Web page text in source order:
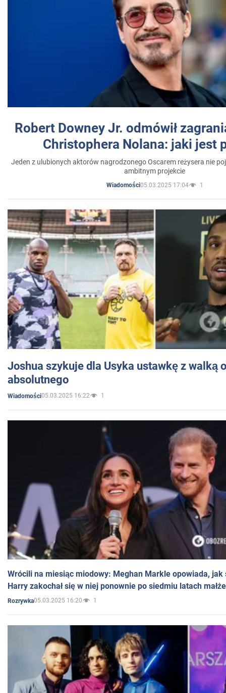
Robert Downey Jr. odmówił
Christophera Nolana: jaki jest
Jeden z ulubionych aktorów nagrodzonego Oscarem reżysera nie
ambitnym projekcie
Wiadomości05.03.2025 17:04 1
Joshua szykuje dla Usyka ustawkę z walką
absolutnego
Wiadomości05.03.2025 16:22 1
Wrócili na miesiąc miodowy: Meghan Markle opowiada, jak
Harry zakochał się w niej ponownie po siedmiu latach
Rozrywka05.03.2025 16:20 1